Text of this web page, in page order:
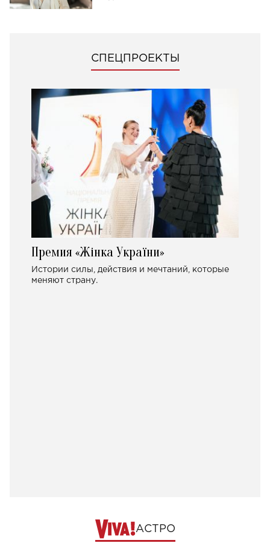
СПЕЦПРОЕКТЫ
Премия «Жінка України»
Истории силы, действия и мечтаний, которые
меняют страну.
АСТРО